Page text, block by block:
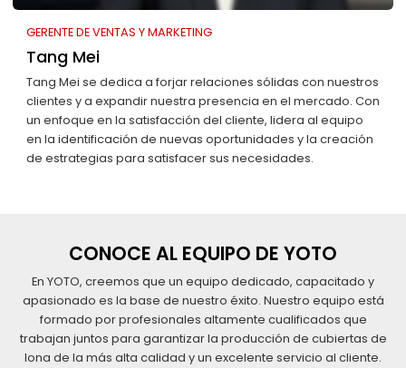
GERENTE DE VENTAS Y MARKETING
Tang Mei
Tang Mei se dedica a forjar relaciones sólidas con nuestros
clientes y a expandir nuestra presencia en el mercado. Con
un enfoque en la satisfacción del cliente, lidera al equipo
en la identificación de nuevas oportunidades y la creación
de estrategias para satisfacer sus necesidades.
CONOCE AL EQUIPO DE YOTO
En YOTO, creemos que un equipo dedicado, capacitado y
apasionado es la base de nuestro éxito. Nuestro equipo está
formado por profesionales altamente cualificados que
trabajan juntos para garantizar la producción de cubiertas de
lona de la más alta calidad y un excelente servicio al cliente.